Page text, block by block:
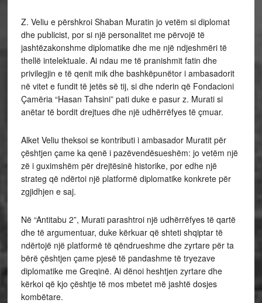
Z. Veliu e përshkroi Shaban Muratin jo vetëm si diplomat
dhe publicist, por si një personalitet me përvojë të
jashtëzakonshme diplomatike dhe me një ndjeshmëri të
thellë intelektuale. Ai ndau me të pranishmit fatin dhe
privilegjin e të qenit mik dhe bashkëpunëtor i ambasadorit
në vitet e fundit të jetës së tij, si dhe nderin që Fondacioni
Çamëria “Hasan Tahsini” pati duke e pasur z. Murati si
anëtar të bordit drejtues dhe një udhërrëfyes të çmuar.
Alket Veliu theksoi se kontributi i ambasador Muratit për
çështjen çame ka qenë i pazëvendësueshëm: jo vetëm një
zë i guximshëm për drejtësinë historike, por edhe një
strateg që ndërtoi një platformë diplomatike konkrete për
zgjidhjen e saj.
Në “Antitabu 2”, Murati parashtroi një udhërrëfyes të qartë
dhe të argumentuar, duke kërkuar që shteti shqiptar të
ndërtojë një platformë të qëndrueshme dhe zyrtare për ta
bërë çështjen çame pjesë të pandashme të tryezave
diplomatike me Greqinë. Ai dënoi heshtjen zyrtare dhe
kërkoi që kjo çështje të mos mbetet më jashtë dosjes
kombëtare.